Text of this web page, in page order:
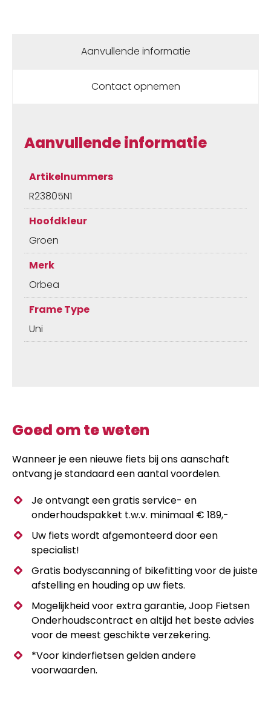
Aanvullende informatie
Contact opnemen
Aanvullende informatie
Artikelnummers
R23805N1
Hoofdkleur
Groen
Merk
Orbea
Frame Type
Uni
Goed om te weten
Wanneer je een nieuwe fiets bij ons aanschaft
ontvang je standaard een aantal voordelen.
Je ontvangt een gratis service- en
onderhoudspakket t.w.v. minimaal € 189,-
Uw fiets wordt afgemonteerd door een
specialist!
Gratis bodyscanning of bikefitting voor de juiste
afstelling en houding op uw fiets.
Mogelijkheid voor extra garantie, Joop Fietsen
Onderhoudscontract en altijd het beste advies
voor de meest geschikte verzekering.
*Voor kinderfietsen gelden andere
voorwaarden.